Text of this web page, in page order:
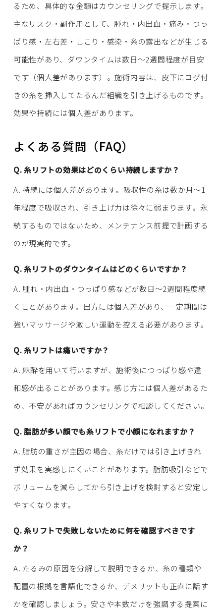
るため、具体的な金額はカウンセリングで提示します。
主なリスク・副作用として、腫れ・内出血・痛み・つっ
ぱり感・左右差・しこり・感染・糸の露出などが生じる
可能性があり、ダウンタイムは数日〜2週間程度が目安
です（個人差があります）。施術内容は、皮下にコグ付
きの糸を挿入してたるんだ組織を引き上げるものです。
効果や持続には個人差があります。
よくある質問（FAQ）
Q. 糸リフトの効果はどのくらい持続しますか？
A. 持続には個人差があります。吸収性の糸は数か月〜1
年程度で吸収され、引き上げ力は徐々に弱まります。永
続するものではないため、メンテナンス前提で計画する
のが現実的です。
Q. 糸リフトのダウンタイムはどのくらいですか？
A. 腫れ・内出血・つっぱり感などが数日〜2週間程度続
くことがあります。出方には個人差があり、一定期間は
強いマッサージや激しい運動を控える必要があります。
Q. 糸リフトは痛いですか？
A. 麻酔を用いて行いますが、施術後につっぱり感や違
和感が出ることがあります。感じ方には個人差があるた
め、不安があればカウンセリングで相談してください。
Q. 脂肪が多い顔でも糸リフトで小顔になれますか？
A. 脂肪の重さが主因の場合、糸だけでは引き上げきれ
ず効果を実感しにくいことがあります。脂肪吸引などで
ボリュームを減らしてから引き上げを検討すると安定し
やすくなります。
Q. 糸リフトで失敗しないために何を確認すべきです
か？
A. たるみの原因を分解して説明できるか、糸の種類や
配置の根拠を言語化できるか、デメリットも正直に話す
かを確認しましょう。安さや本数だけを強調する提案に